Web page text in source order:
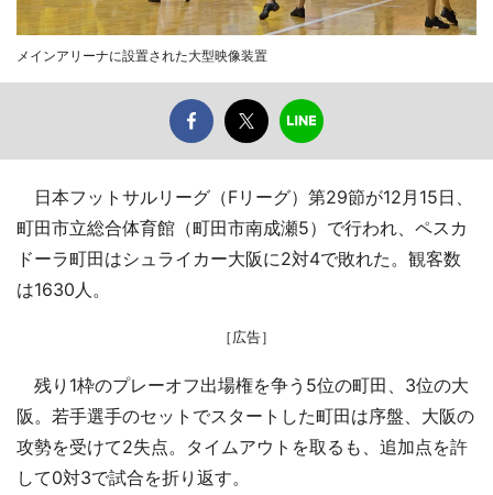
メインアリーナに設置された大型映像装置
日本フットサルリーグ（Fリーグ）第29節が12月15日、
町田市立総合体育館（町田市南成瀬5）で行われ、ペスカ
ドーラ町田はシュライカー大阪に2対4で敗れた。観客数
は1630人。
［広告］
残り1枠のプレーオフ出場権を争う5位の町田、3位の大
阪。若手選手のセットでスタートした町田は序盤、大阪の
攻勢を受けて2失点。タイムアウトを取るも、追加点を許
して0対3で試合を折り返す。